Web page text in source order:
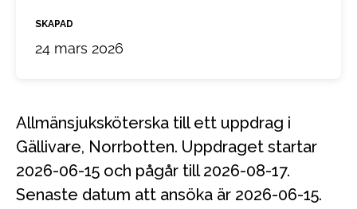
SKAPAD
24 mars 2026
Allmänsjuksköterska till ett uppdrag i
Gällivare, Norrbotten. Uppdraget startar
2026-06-15 och pågår till 2026-08-17.
Senaste datum att ansöka är 2026-06-15.